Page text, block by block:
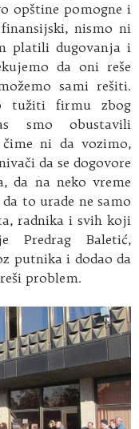
opštine pomogne i
nismo ni
platili dugovanja i
da oni reše
sami rešiti.
tužiti firmu zbog
smo obustavili
čime ni da vozimo,
da se dogovore
da na neko vreme
to urade ne samo
radnika i svih koji
Predrag Baletić,
putnika i dodao da
problem.